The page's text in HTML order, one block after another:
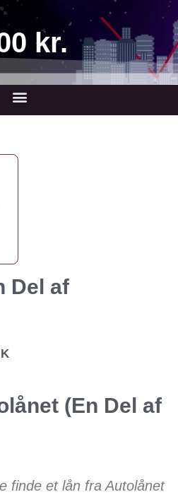
kr.
Del af
(En Del af
finde et lån fra Autolånet